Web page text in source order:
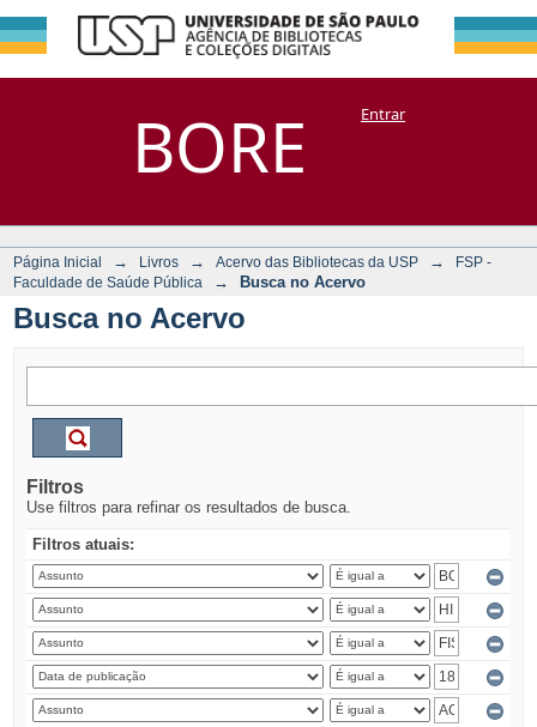
BORE
Busca no Acervo
DSpace/Manakin + CoriscoEntrar
Página Inicial → Livros → Acervo das Bibliotecas da USP →
FSP -
Faculdade de Saúde Pública
→ Busca no Acervo
Busca no Acervo
Filtros
Use filtros para refinar os resultados de busca.
Filtros atuais: